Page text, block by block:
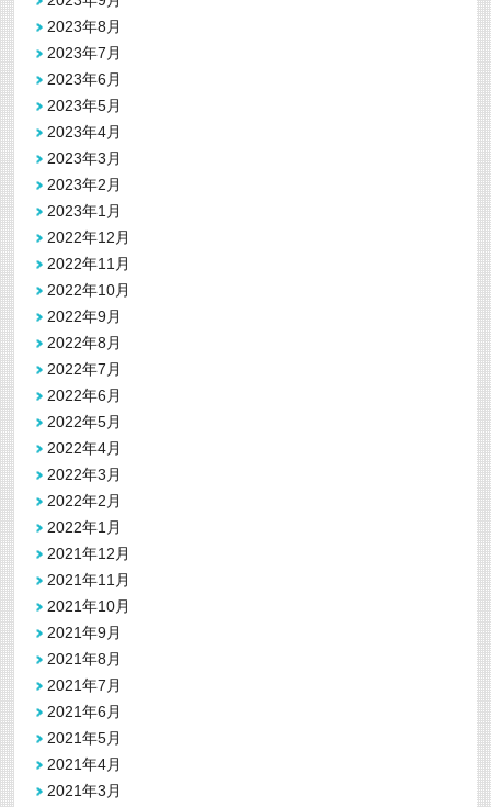
2023年8月
2023年7月
2023年6月
2023年5月
2023年4月
2023年3月
2023年2月
2023年1月
2022年12月
2022年11月
2022年10月
2022年9月
2022年8月
2022年7月
2022年6月
2022年5月
2022年4月
2022年3月
2022年2月
2022年1月
2021年12月
2021年11月
2021年10月
2021年9月
2021年8月
2021年7月
2021年6月
2021年5月
2021年4月
2021年3月